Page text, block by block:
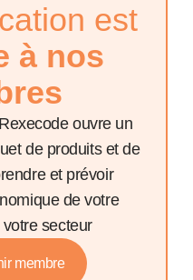
est
à nos
ouvre un
de produits et de
et prévoir
de votre
secteur
membre